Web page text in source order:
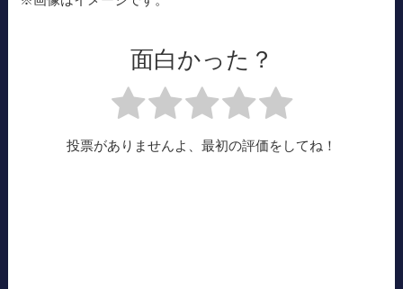
面白かった？
投票がありませんよ、最初の評価をしてね！